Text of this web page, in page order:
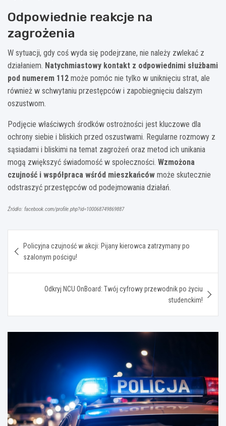
Odpowiednie reakcje na
zagrożenia
W sytuacji, gdy coś wyda się podejrzane, nie należy zwlekać z
działaniem. Natychmiastowy kontakt z odpowiednimi służbami
pod numerem 112 może pomóc nie tylko w uniknięciu strat, ale
również w schwytaniu przestępców i zapobiegnięciu dalszym
oszustwom.
Podjęcie właściwych środków ostrożności jest kluczowe dla
ochrony siebie i bliskich przed oszustwami. Regularne rozmowy z
sąsiadami i bliskimi na temat zagrożeń oraz metod ich unikania
mogą zwiększyć świadomość w społeczności. Wzmożona
czujność i współpraca wśród mieszkańców może skutecznie
odstraszyć przestępców od podejmowania działań.
Źródło: facebook.com/profile.php?id=100068749869887
wpisu
Policyjna czujność w akcji: Pijany kierowca zatrzymany po
szalonym pościgu!
Odkryj NCU OnBoard: Twój cyfrowy przewodnik po życiu
studenckim!